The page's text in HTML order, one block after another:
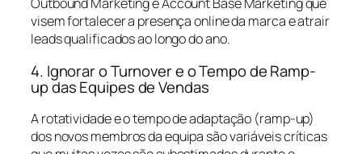
visem fortalecer a presença online da marca e atrair
leads qualificados ao longo do ano.
4. Ignorar o Turnover e o Tempo de Ramp-
up das Equipes de Vendas
A rotatividade e o tempo de adaptação (ramp-up)
dos novos membros da equipa são variáveis críticas